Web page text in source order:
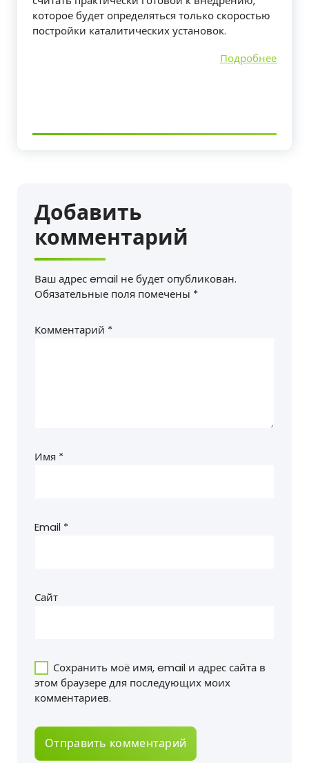
которое будет определяться только скоростью
постройки каталитических установок.
Подробнее
Добавить
комментарий
Ваш адрес email не будет опубликован.
Обязательные поля помечены *
Комментарий *
Имя *
Email *
Сайт
Сохранить моё имя, email и адрес сайта в
этом браузере для последующих моих
комментариев.